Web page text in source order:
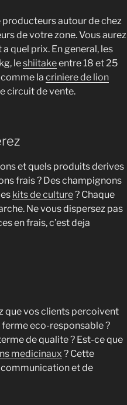
producteurs autour de chez
de votre zone. Vous aurez
quel prix. En general, les
leshiitakeentre 18 et 25
la criniere de lion
circuit de vente.
et quels produits derives
frais ? Des champignons
kits de culture? Chaque
Ne vous dispersez pas
en frais, c’est deja
que vos clients percoivent
eco-responsable ?
de qualite ? Est-ce que
medicinaux ? Cette
et de